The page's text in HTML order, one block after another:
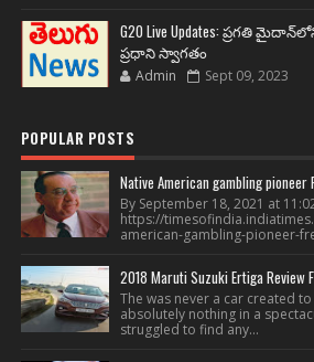
G20 Live Updates: ప్రగతి
ప్రధాని స్వాగతం
Admin Sept 09, 2023
POPULAR POSTS
Native American gambling
By September 18, 2021 at
https://
american-gambling-pioneer-
2018 Maruti Suzuki Ertiga Review
The was never a car created
absolutely nothing in a
struggled to find any...